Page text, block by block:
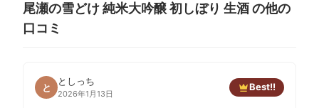
尾瀬の雪どけ 純米大吟醸 初しぼり 生酒 の他の
口コミ
と
としっち
2026年1月13日
Best!!